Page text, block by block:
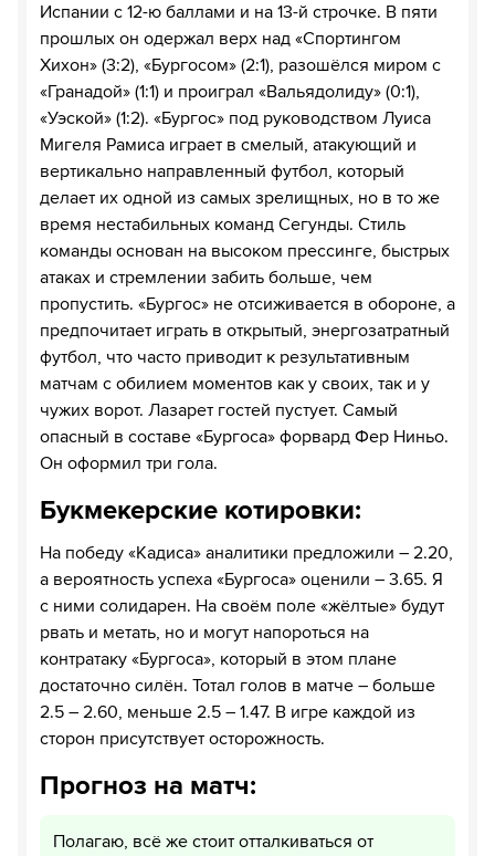
Испании с 12-ю баллами и на 13-й строчке. В пяти
прошлых он одержал верх над «Спортингом
Хихон» (3:2), «Бургосом» (2:1), разошёлся миром с
«Гранадой» (1:1) и проиграл «Вальядолиду» (0:1),
«Уэской» (1:2). «Бургос» под руководством Луиса
Мигеля Рамиса играет в смелый, атакующий и
вертикально направленный футбол, который
делает их одной из самых зрелищных, но в то же
время нестабильных команд Сегунды. Стиль
команды основан на высоком прессинге, быстрых
атаках и стремлении забить больше, чем
пропустить. «Бургос» не отсиживается в обороне, а
предпочитает играть в открытый, энергозатратный
футбол, что часто приводит к результативным
матчам с обилием моментов как у своих, так и у
чужих ворот. Лазарет гостей пустует. Самый
опасный в составе «Бургоса» форвард Фер Ниньо.
Он оформил три гола.
Букмекерские котировки:
На победу «Кадиса» аналитики предложили – 2.20,
а вероятность успеха «Бургоса» оценили – 3.65. Я
с ними солидарен. На своём поле «жёлтые» будут
рвать и метать, но и могут напороться на
контратаку «Бургоса», который в этом плане
достаточно силён. Тотал голов в матче – больше
2.5 – 2.60, меньше 2.5 – 1.47. В игре каждой из
сторон присутствует осторожность.
Прогноз на матч:
Полагаю, всё же стоит отталкиваться от